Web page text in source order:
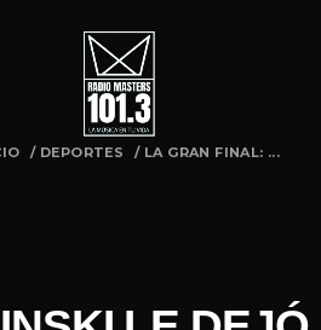
/ DEPORTES / LA GRAN FINAL: ...